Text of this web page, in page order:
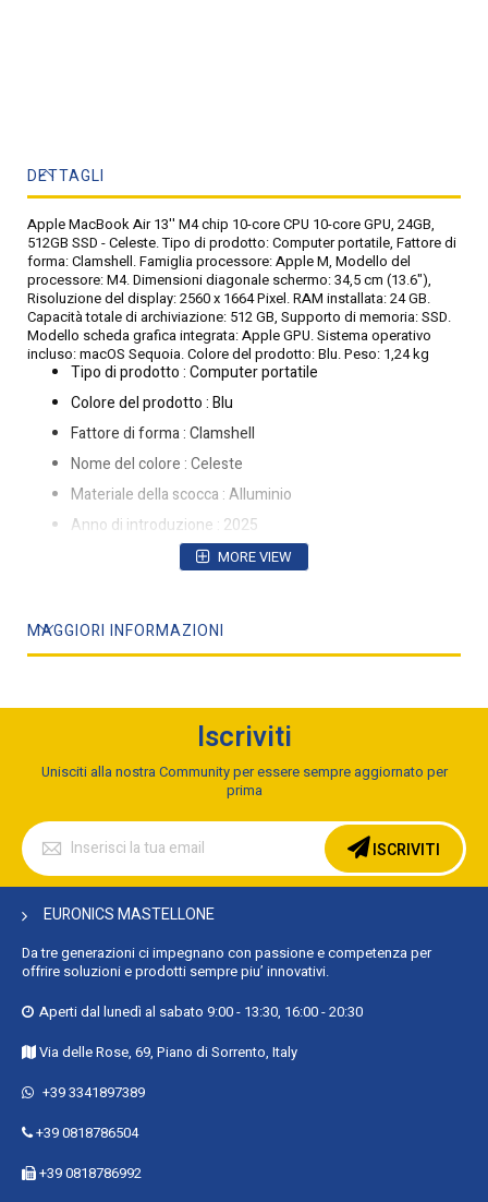
DETTAGLI
Apple MacBook Air 13'' M4 chip 10-core CPU 10-core GPU, 24GB,
512GB SSD - Celeste. Tipo di prodotto: Computer portatile, Fattore di
forma: Clamshell. Famiglia processore: Apple M, Modello del
processore: M4. Dimensioni diagonale schermo: 34,5 cm (13.6"),
Risoluzione del display: 2560 x 1664 Pixel. RAM installata: 24 GB.
Capacità totale di archiviazione: 512 GB, Supporto di memoria: SSD.
Modello scheda grafica integrata: Apple GPU. Sistema operativo
incluso: macOS Sequoia. Colore del prodotto: Blu. Peso: 1,24 kg
Tipo di prodotto : Computer portatile
Colore del prodotto : Blu
Fattore di forma : Clamshell
Nome del colore : Celeste
Materiale della scocca : Alluminio
Anno di introduzione : 2025
Mese di introduzione : Marzo
Nome commerciale della tecnologia del display : Liquid
Retroilluminazione a LED : Sì
Luminosità schermo : 500 cd/m²
Densità di Pixel : 224 ppi (punti per pollice)
Tecnologia True Tone : Sì
High Dynamic Range (HDR) supportato : Sì
Dynamic Range 10 (HDR10), High Dynamic Range 10+
(HDR10 Plus), Hybrid Log-Gamma (HLG)
Numero di display esterni supportati : 2
Famiglia processore : Apple M
Modello del processore : M4
Generazione del processore : Apple M 4th Gen
Numero di core del processore : 10
MORE VIEW
MAGGIORI INFORMAZIONI
Iscriviti
Unisciti alla nostra Community per essere sempre aggiornato per
prima
Iscriviti
alla
nostra
Newsletter:
ISCRIVITI
EURONICS MASTELLONE
Da tre generazioni ci impegnano con passione e competenza per
offrire soluzioni e prodotti sempre piu’ innovativi.
Aperti dal lunedì al sabato 9:00 - 13:30, 16:00 - 20:30
Via delle Rose, 69, Piano di Sorrento, Italy
+39 3341897389
+39 0818786504
+39 0818786992